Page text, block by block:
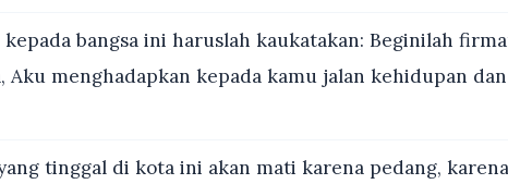
bangsa ini haruslah kaukatakan: Beginilah
Aku menghadapkan kepada kamu jalan kehidupan
tinggal di kota ini akan mati karena pedang,